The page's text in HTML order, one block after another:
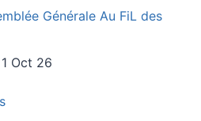
Générale Au FiL des
1 Oct 26